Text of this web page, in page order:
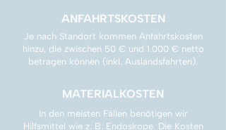
ANFAHRTSKOSTEN
Je nach Standort kommen Anfahrtskosten
hinzu, die zwischen 50 € und 1.000 € netto
betragen können (inkl. Auslandsfahrten).
MATERIALKOSTEN
In den meisten Fällen benötigen wir
Hilfsmittel wie z. B. Endoskope. Die Kosten